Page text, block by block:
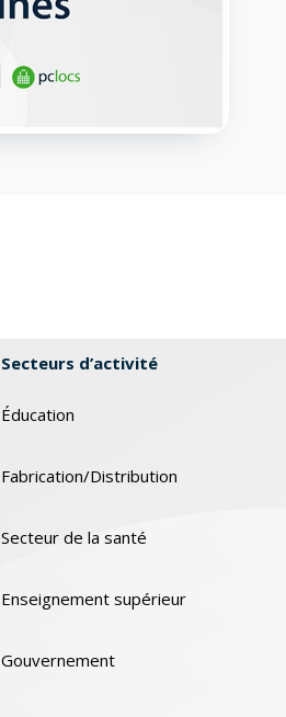
Secteurs d’activité
Éducation
Fabrication/Distribution
Secteur de la santé
Enseignement supérieur
Gouvernement